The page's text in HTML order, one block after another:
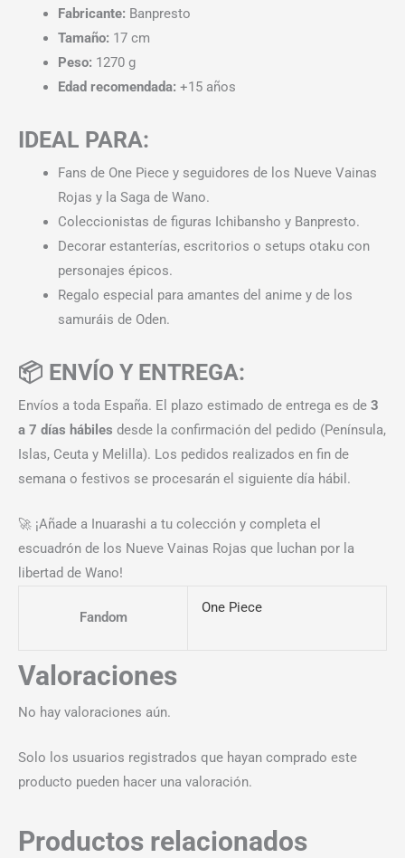
Fabricante: Banpresto
Tamaño: 17 cm
Peso: 1270 g
Edad recomendada: +15 años
IDEAL PARA:
Fans de One Piece y seguidores de los Nueve Vainas
Rojas y la Saga de Wano.
Coleccionistas de figuras Ichibansho y Banpresto.
Decorar estanterías, escritorios o setups otaku con
personajes épicos.
Regalo especial para amantes del anime y de los
samuráis de Oden.
📦 ENVÍO Y ENTREGA:
Envíos a toda España. El plazo estimado de entrega es de 3
a 7 días hábiles desde la confirmación del pedido (Península,
Islas, Ceuta y Melilla). Los pedidos realizados en fin de
semana o festivos se procesarán el siguiente día hábil.
🚀 ¡Añade a Inuarashi a tu colección y completa el
escuadrón de los Nueve Vainas Rojas que luchan por la
libertad de Wano!
Fandom
One Piece
Valoraciones
No hay valoraciones aún.
Solo los usuarios registrados que hayan comprado este
producto pueden hacer una valoración.
Productos relacionados